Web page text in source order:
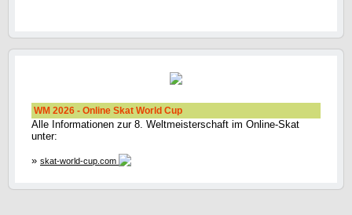
WM 2026 - Online Skat World Cup
Alle Informationen zur 8. Weltmeisterschaft im Online-Skat
unter:
» skat-world-cup.com